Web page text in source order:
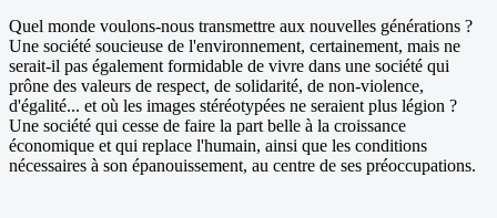
Quel monde voulons-nous transmettre aux nouvelles générations ?
Une société soucieuse de l'environnement, certainement, mais ne
serait-il pas également formidable de vivre dans une société qui
prône des valeurs de respect, de solidarité, de non-violence,
d'égalité... et où les images stéréotypées ne seraient plus légion ?
Une société qui cesse de faire la part belle à la croissance
économique et qui replace l'humain, ainsi que les conditions
nécessaires à son épanouissement, au centre de ses préoccupations.